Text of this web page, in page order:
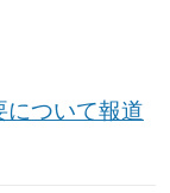
について報道